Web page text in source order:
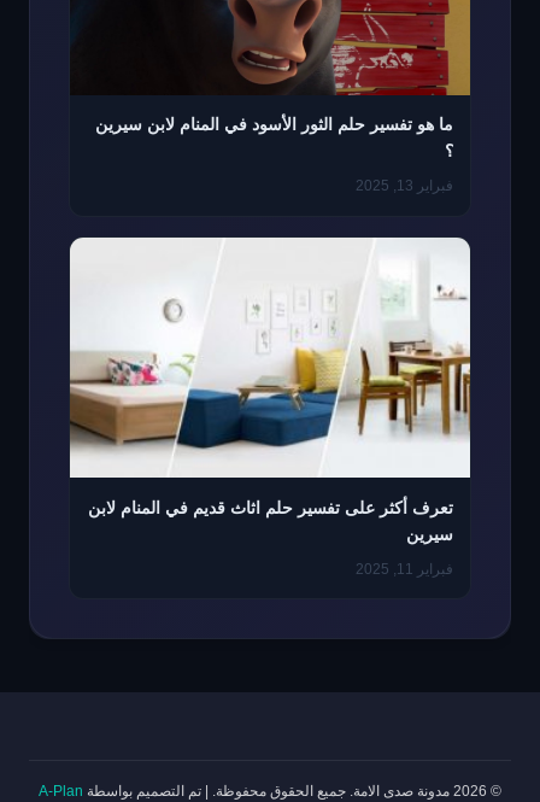
ما هو تفسير حلم الثور الأسود في المنام لابن سيرين
؟
فبراير 13, 2025
تعرف أكثر على تفسير حلم اثاث قديم في المنام لابن
سيرين
فبراير 11, 2025
© 2026 مدونة صدى الامة. جميع الحقوق محفوظة. تم التصميم بواسطة A-Plan